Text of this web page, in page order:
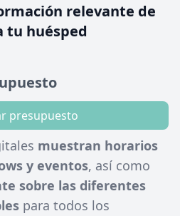
relevante de
huésped
presupuesto
muestran horarios
y eventos, así como
sobre las diferentes
para todos los